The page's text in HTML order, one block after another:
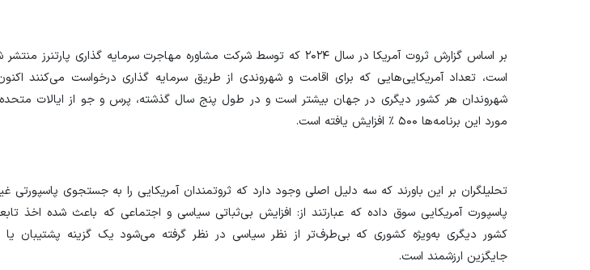
بر اساس گزارش ثروت آمریکا در سال ۲۰۲۴ که توسط شرکت مشاوره مهاجرت سرمایه گذاری پارتنرز
است، تعداد آمریکایی‌هایی که برای اقامت و شهروندی از طریق سرمایه گذاری درخواست می‌کنند
شهروندان هر کشور دیگری در جهان بیشتر است و در طول پنج سال گذشته، پرس و جو از ایالات
مورد این برنامه‌ها ۵۰۰ ٪ افزایش یافته است.
تحلیلگران بر این باورند که سه دلیل اصلی وجود دارد که ثروتمندان آمریکایی را به جستجوی پاسپورتی
پاسپورت آمریکایی سوق داده که عبارتند از: افزایش بی‌ثباتی سیاسی و اجتماعی که باعث شده اخذ
کشور دیگری به‌ویژه کشوری که بی‌طرف‌تر از نظر سیاسی در نظر گرفته می‌شود یک گزینه پشتیبان
جایگزین ارزشمند است.